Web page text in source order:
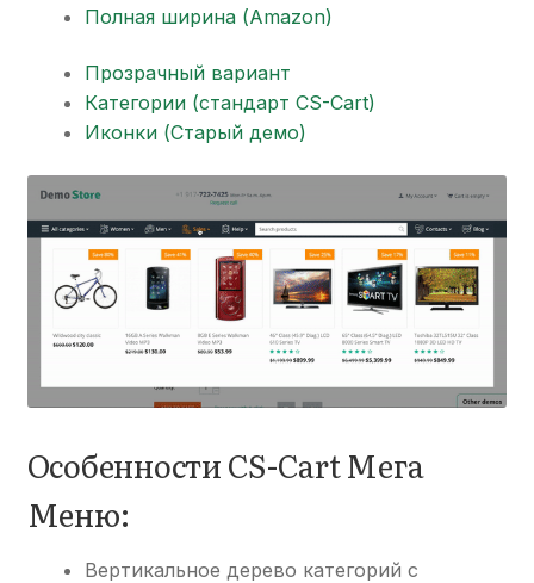
Полная ширина (Amazon)
Прозрачный вариант
Категории (стандарт CS-Cart)
Иконки (Старый демо)
Особенности CS-Cart Мега
Меню:
Вертикальное дерево категорий с